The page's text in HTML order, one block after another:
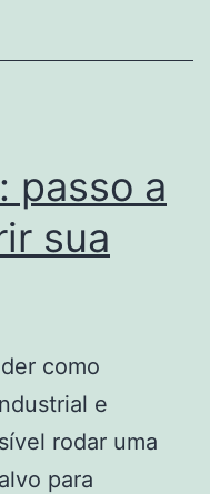
passo a
sua
como
e
rodar uma
para